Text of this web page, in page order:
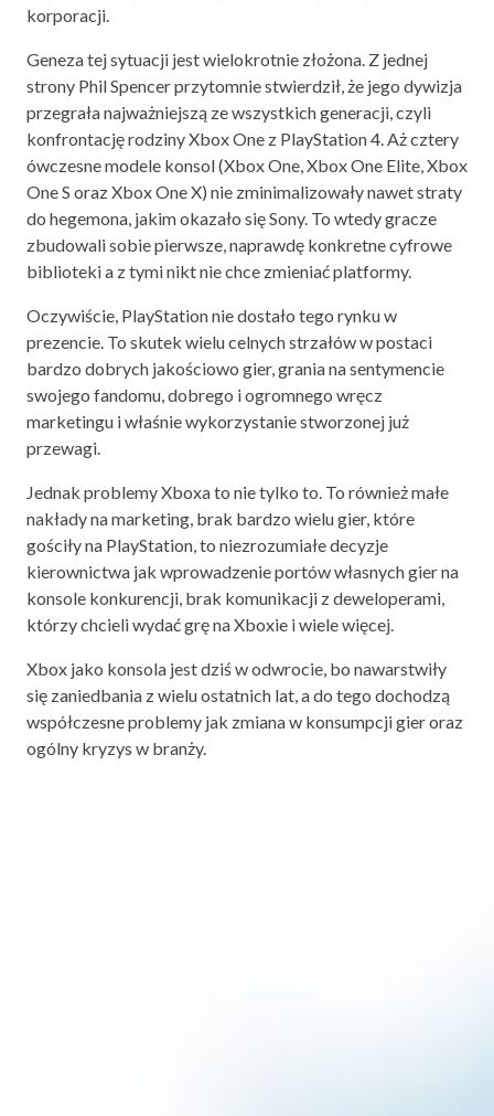
korporacji.
Geneza tej sytuacji jest wielokrotnie złożona. Z jednej
strony Phil Spencer przytomnie stwierdził, że jego dywizja
przegrała najważniejszą ze wszystkich generacji, czyli
konfrontację rodziny Xbox One z PlayStation 4. Aż cztery
ówczesne modele konsol (Xbox One, Xbox One Elite, Xbox
One S oraz Xbox One X) nie zminimalizowały nawet straty
do hegemona, jakim okazało się Sony. To wtedy gracze
zbudowali sobie pierwsze, naprawdę konkretne cyfrowe
biblioteki a z tymi nikt nie chce zmieniać platformy.
Oczywiście, PlayStation nie dostało tego rynku w
prezencie. To skutek wielu celnych strzałów w postaci
bardzo dobrych jakościowo gier, grania na sentymencie
swojego fandomu, dobrego i ogromnego wręcz
marketingu i właśnie wykorzystanie stworzonej już
przewagi.
Jednak problemy Xboxa to nie tylko to. To również małe
nakłady na marketing, brak bardzo wielu gier, które
gościły na PlayStation, to niezrozumiałe decyzje
kierownictwa jak wprowadzenie portów własnych gier na
konsole konkurencji, brak komunikacji z deweloperami,
którzy chcieli wydać grę na Xboxie i wiele więcej.
Xbox jako konsola jest dziś w odwrocie, bo nawarstwiły
się zaniedbania z wielu ostatnich lat, a do tego dochodzą
współczesne problemy jak zmiana w konsumpcji gier oraz
ogólny kryzys w branży.